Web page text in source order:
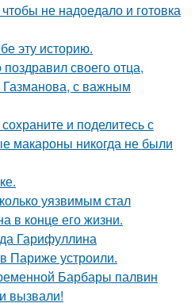
не надоедало и готовка
эту историю.
своего отца,
Газманова, с важным
и поделитесь с
макароны никогда не были
уязвимым стал
в конце его жизни.
Гарифуллина
Париже устроили.
Барбары палвин
вызвали!